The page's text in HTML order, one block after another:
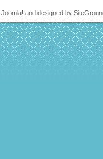
Joomla! and designed by